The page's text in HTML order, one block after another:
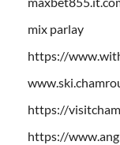
mix parlay
https://
https://
https://